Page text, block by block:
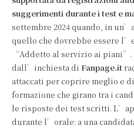
suggerimenti durante i test e
settembre 2024 quando, in
quello che dovrebbe essere
“Addetto al servizio ai piani”.
dall’inchiesta di Fanpage.it
attaccati per coprire meglio e
formazione che girano tra i
le risposte dei test scritti.
durante l’orale: a una